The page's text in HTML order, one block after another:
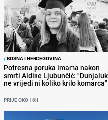
/BOSNA I HERCEGOVINA
Potresna poruka imama nakon
smrti Aldine Ljubunčić: "Dunjaluk
ne vrijedi ni koliko krilo komarca"
PRIJE OKO 16H